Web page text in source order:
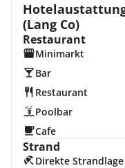
(Lang Co)
Restaurant
Minimarkt
Bar
Restaurant
Poolbar
Cafe
Strand
Direkte Strandlage